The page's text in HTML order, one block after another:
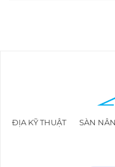
ĐỊA KỸ THUẬT SÀN